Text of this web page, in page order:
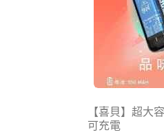
【喜貝】超大
可充電